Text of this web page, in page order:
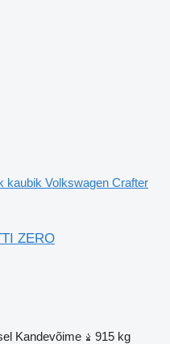
kaubik Volkswagen Crafter
ZERO
Kandevõime
915 kg